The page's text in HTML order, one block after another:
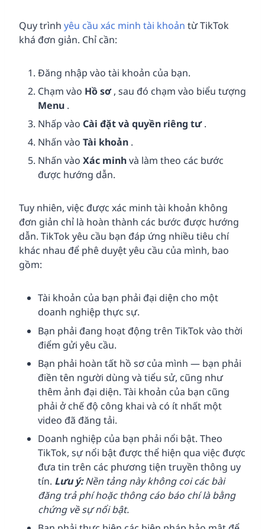
Quy trình yêu cầu xác minh tài khoản từ TikTok
khá đơn giản. Chỉ cần:
Đăng nhập vào tài khoản của bạn.
Chạm vào Hồ sơ, sau đó chạm vào biểu tượng
Menu .
Nhấp vào Cài đặt và quyền riêng tư.
Nhấn vào Tài khoản .
Nhấn vào Xác minhvà làm theo các bước
được hướng dẫn.
Tuy nhiên, việc được xác minh tài khoản không
đơn giản chỉ là hoàn thành các bước được hướng
dẫn. TikTok yêu cầu bạn đáp ứng nhiều tiêu chí
khác nhau để phê duyệt yêu cầu của mình, bao
gồm:
Tài khoản của bạn phải đại diện cho một
doanh nghiệp thực sự.
Bạn phải đang hoạt động trên TikTok vào thời
điểm gửi yêu cầu.
Bạn phải hoàn tất hồ sơ của mình — bạn phải
điền tên người dùng và tiểu sử, cũng như
thêm ảnh đại diện. Tài khoản của bạn cũng
phải ở chế độ công khai và có ít nhất một
video đã đăng tải.
Doanh nghiệp của bạn phải nổi bật. Theo
TikTok, sự nổi bật được thể hiện qua việc được
đưa tin trên các phương tiện truyền thông uy
tín. Lưu ý:Nền tảng này không coi các bài
đăng trả phí hoặc thông cáo báo chí là bằng
chứng về sự nổi bật.